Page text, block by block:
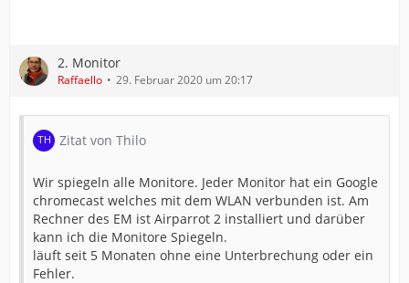
Da wir den Rechner 14 tägig Neustarten, war das noch
Die Bildschirmeinstellung an den Geräten selbst
selbst mit dem TV gemacht und auch automatisch den
HDMI Eingang erkannt.
Für uns was der Vorteil darin, beliebig erweitern zu
können jeder Zeit ohne Aufwand.
2. Monitor
Raffaello 29. Februar 2020 um 20:17
Zitat von Thilo
Wir spiegeln alle Monitore. Jeder Monitor hat ein Google
chromecast welches mit dem WLAN verbunden ist. Am
Rechner des EM ist Airparrot 2 installiert und darüber
kann ich die Monitore Spiegeln.
läuft seit 5 Monaten ohne eine Unterbrechung oder ein
Fehler.